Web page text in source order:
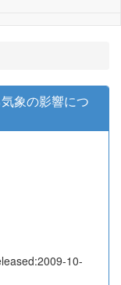
象の影響につ
10-